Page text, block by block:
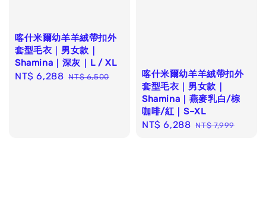
喀什米爾幼羊羊絨帶扣外
套型毛衣｜男女款｜
Shamina｜深灰｜L / XL
Sale
NT$ 6,288 Regular
NT$ 6,500
喀什米爾幼羊羊絨帶扣外
套型毛衣｜男女款｜
Shamina｜燕麥乳白/棕
咖啡/紅｜S–XL
Sale
NT$ 6,288 Regular
NT$ 7,999